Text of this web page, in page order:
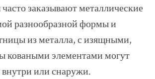
заказывают металлические
разнообразной формы и
из металла, с изящными,
коваными элементами могут
или снаружи.